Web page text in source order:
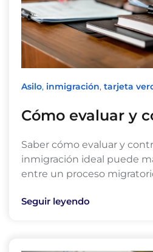
Asilo, inmigración, tarjeta
Cómo evaluar y
Saber cómo evaluar y
inmigración ideal puede
entre un proceso
Seguir leyendo